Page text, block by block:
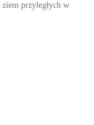
przyległych w